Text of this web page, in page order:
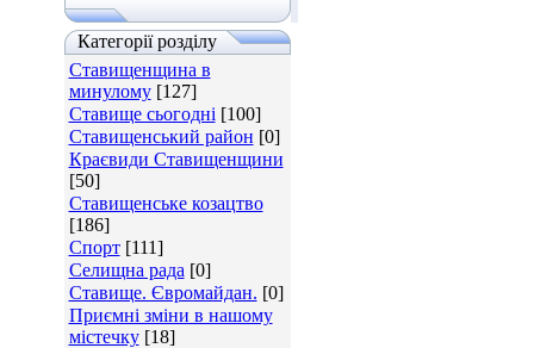
Категорії розділу
Ставищенщина в
минулому [127]
Ставище сьогодні [100]
Ставищенський район [0]
Краєвиди Ставищенщини
[50]
Ставищенське козацтво
[186]
Спорт [111]
Селищна рада [0]
Ставище. Євромайдан. [0]
Приємні зміни в нашому
містечку [18]